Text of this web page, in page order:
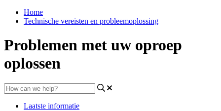
Home
Technische vereisten en probleemoplossing
Problemen met uw oproep
oplossen
Laatste informatie